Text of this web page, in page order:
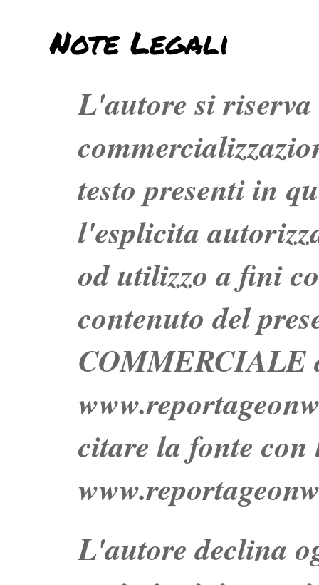
Note Legali
L'autore si
testo presenti in
l'esplicita
od utilizzo a fini
contenuto del
COMMERCIALE
citare la fonte
L'autore declina